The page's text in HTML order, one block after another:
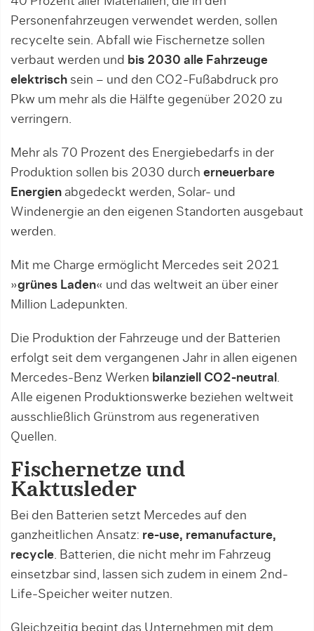
Personenfahrzeugen verwendet werden, sollen
recycelte sein. Abfall wie Fischernetze sollen
verbaut werden und bis 2030 alle Fahrzeuge
elektrisch sein – und den CO2-Fußabdruck pro
Pkw um mehr als die Hälfte gegenüber 2020 zu
verringern.
Mehr als 70 Prozent des Energiebedarfs in der
Produktion sollen bis 2030 durch erneuerbare
Energien abgedeckt werden, Solar- und
Windenergie an den eigenen Standorten ausgebaut
werden.
Mit me Charge ermöglicht Mercedes seit 2021
»grünes Laden« und das weltweit an über einer
Million Ladepunkten.
Die Produktion der Fahrzeuge und der Batterien
erfolgt seit dem vergangenen Jahr in allen eigenen
Mercedes-Benz Werken bilanziell CO2-neutral .
Alle eigenen Produktionswerke beziehen weltweit
ausschließlich Grünstrom aus regenerativen
Quellen.
Fischernetze und
Kaktusleder
Bei den Batterien setzt Mercedes auf den
ganzheitlichen Ansatz: re-use, remanufacture,
recycle. Batterien, die nicht mehr im Fahrzeug
einsetzbar sind, lassen sich zudem in einem 2nd-
Life-Speicher weiter nutzen.
Gleichzeitig begint das Unternehmen mit dem